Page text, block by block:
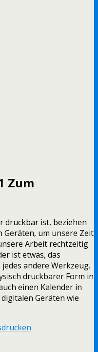
Zum
druckbar ist, beziehen
Geräten, um unsere Zeit
Arbeit rechtzeitig
ist etwas, das
andere Werkzeug.
druckbarer Form in
einen Kalender in
Geräten wie